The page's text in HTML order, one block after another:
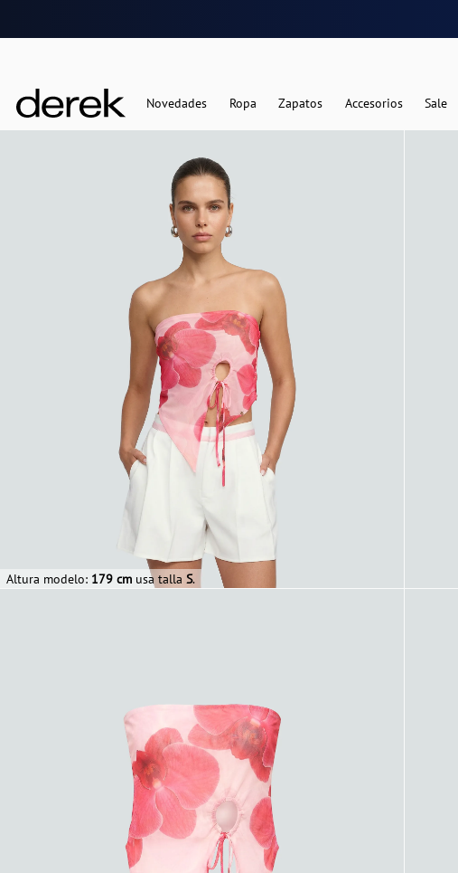
Novedades Ropa Zapatos Accesorios Sale
Altura modelo: 179 cm usa talla S.